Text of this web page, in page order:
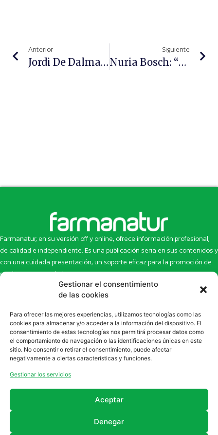
Gestionar el consentimiento
de las cookies
Para ofrecer las mejores experiencias, utilizamos tecnologías como las
cookies para almacenar y/o acceder a la información del dispositivo. El
consentimiento de estas tecnologías nos permitirá procesar datos como
el comportamiento de navegación o las identificaciones únicas en este
sitio. No consentir o retirar el consentimiento, puede afectar
negativamente a ciertas características y funciones.
Gestionar los servicios
Aceptar
Denegar
Anterior
Jordi De Dalmases: “Hemos Hecho Que Infarma No Sea Sólo De Madrid Y Barcelona, Sino Que Se Abra A Las Ideas De Todos Los Profesionales De España”
Siguiente
Nuria Bosch: “Los Farmacéuticos Necesitan Integrarse Con El Resto De Los Sanitarios”
Farmanatur, en su versión off y online, ofrece información profesional,
de calidad e independiente. Es una publicación seria en sus contenidos y
con una cuidada presentación, un soporte eficaz para la promoción de
productos y novedades.
Inicio
Newsletter
Eco Multimedia
Contacto
Artículos
Escaparate
Enlaces de interés
SUSCRÍBETE A NUESTRO NEWSLETTER
la sección deNewsletter